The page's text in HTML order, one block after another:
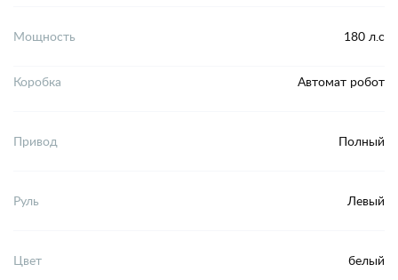
Мощность 180 л.с
Коробка Автомат робот
Привод Полный
Руль Левый
Цвет белый